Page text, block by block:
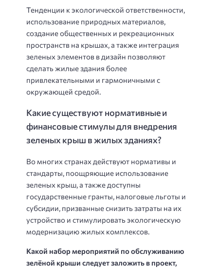
Тенденции к экологической ответственности,
использование природных материалов,
создание общественных и рекреационных
пространств на крышах, а также интеграция
зеленых элементов в дизайн позволяют
сделать жилые здания более
привлекательными и гармоничными с
окружающей средой.
Какие существуют нормативные и
финансовые стимулы для внедрения
зеленых крыш в жилых зданиях?
Во многих странах действуют нормативы и
стандарты, поощряющие использование
зеленых крыш, а также доступны
государственные гранты, налоговые льготы и
субсидии, призванные снизить затраты на их
устройство и стимулировать экологическую
модернизацию жилых комплексов.
Какой набор мероприятий по обслуживанию
зелёной крыши следует заложить в проект,